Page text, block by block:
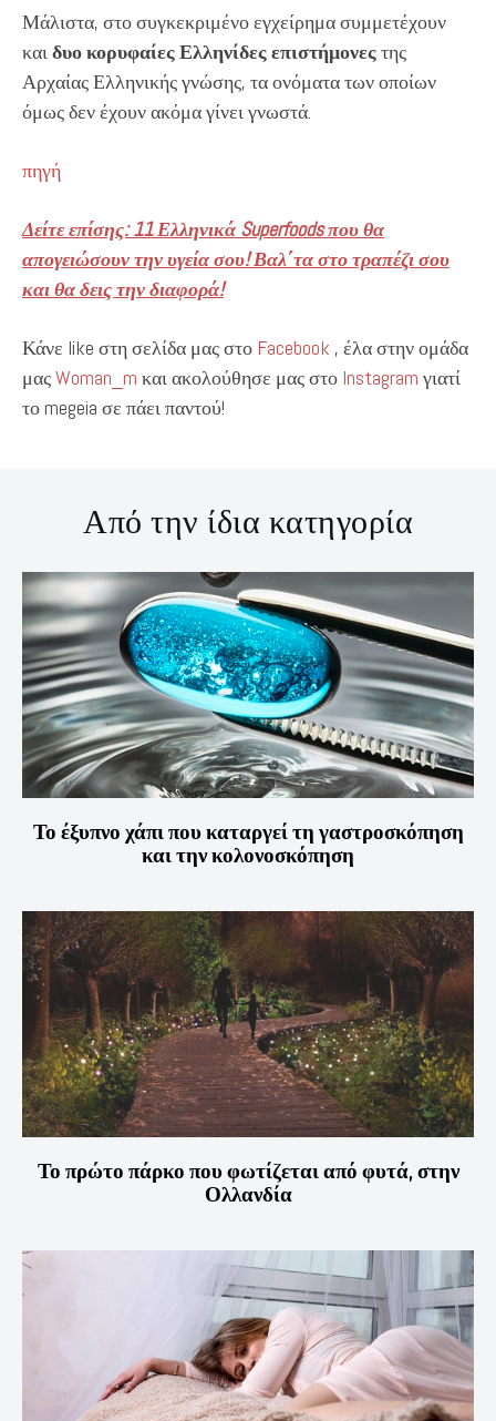
Μάλιστα, στο συγκεκριμένο εγχείρημα συμμετέχουν
καιδυο κορυφαίες Ελληνίδες επιστήμονεςτης
Αρχαίας Ελληνικής γνώσης, τα ονόματα των οποίων
όμως δεν έχουν ακόμα γίνει γνωστά.
πηγή
Δείτε επίσης: 11 Ελληνικά Superfoods που θα
απογειώσουν την υγεία σου! Βαλ΄τα στο τραπέζι σου
και θα δεις την διαφορά!
Κάνε like στη σελίδα μας στο Facebook , έλα στην ομάδα
μαςWoman_m και ακολούθησε μας στο Instagram γιατί
το megeia σε πάει παντού!
Από την ίδια κατηγορία
Το έξυπνο χάπι που καταργεί τη γαστροσκόπηση
και την κολονοσκόπηση
Το πρώτο πάρκο που φωτίζεται από φυτά, στην
Ολλανδία